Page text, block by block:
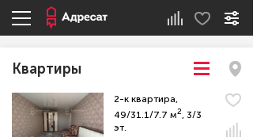
Квартиры
2-к квартира,
49/31.1/7.7 м2, 3/3
эт.